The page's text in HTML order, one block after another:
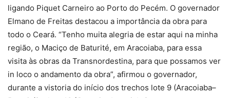
ligando Piquet Carneiro ao Porto do Pecém. O governador
Elmano de Freitas destacou a importância da obra para
todo o Ceará. “Tenho muita alegria de estar aqui na minha
região, o Maciço de Baturité, em Aracoiaba, para essa
visita às obras da Transnordestina, para que possamos ver
in loco o andamento da obra”, afirmou o governador,
durante a vistoria do início dos trechos lote 9 (Aracoiaba–